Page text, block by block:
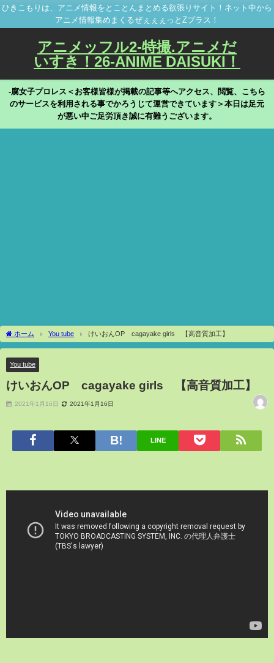
ひきこもりは、アニメ情報をとことんまとめる欲張りサイト！ネット中から
アニメ情報集めまくるぜぇぇぇっとZプラス！
アニメッフル2-特撮.アニメだ
いすき！26-ANIME DAISUKI！
-腐女子プロレス＜お客様皆様が掲載の記事等へアクセス、閲覧、こちら
のサービスを利用される事でかろうじて運営できています＞本日は足元
が悪い中ご足労頂き誠に有難うございます。
ホーム You tube けいおんOP cagayake girls 【高音質加工】
You tube
けいおんOP cagayake girls 【高音質加工】
2021年1月16日 2021年1月16日
LINE